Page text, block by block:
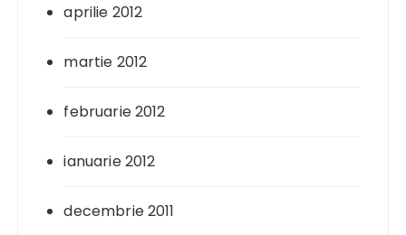
aprilie 2012
martie 2012
februarie 2012
ianuarie 2012
decembrie 2011